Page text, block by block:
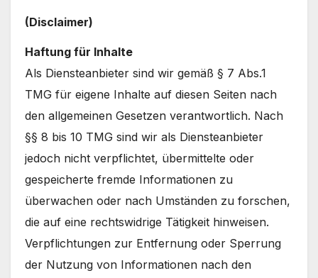
(Disclaimer)
Haftung für Inhalte
Als Diensteanbieter sind wir gemäß § 7 Abs.1
TMG für eigene Inhalte auf diesen Seiten nach
den allgemeinen Gesetzen verantwortlich. Nach
§§ 8 bis 10 TMG sind wir als Diensteanbieter
jedoch nicht verpflichtet, übermittelte oder
gespeicherte fremde Informationen zu
überwachen oder nach Umständen zu forschen,
die auf eine rechtswidrige Tätigkeit hinweisen.
Verpflichtungen zur Entfernung oder Sperrung
der Nutzung von Informationen nach den